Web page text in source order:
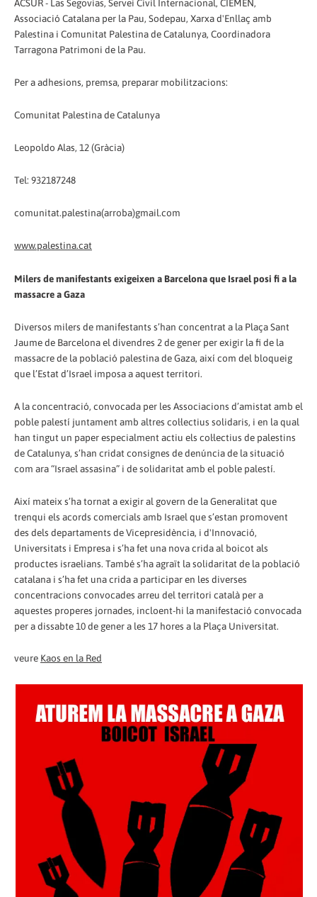
ACSUR - Las Segovias, Servei Civil Internacional, CIEMEN,
Associació Catalana per la Pau, Sodepau, Xarxa d'Enllaç amb
Palestina i Comunitat Palestina de Catalunya, Coordinadora
Tarragona Patrimoni de la Pau.
Per a adhesions, premsa, preparar mobilitzacions:
Comunitat Palestina de Catalunya
Leopoldo Alas, 12 (Gràcia)
Tel: 932187248
comunitat.palestina(arroba)gmail.com
www.palestina.cat
Milers de manifestants exigeixen a Barcelona que Israel posi fi a la
massacre a Gaza
Diversos milers de manifestants s’han concentrat a la Plaça Sant
Jaume de Barcelona el divendres 2 de gener per exigir la fi de la
massacre de la població palestina de Gaza, així com del bloqueig
que l’Estat d’Israel imposa a aquest territori.
A la concentració, convocada per les Associacions d’amistat amb el
poble palestí juntament amb altres col·lectius solidaris, i en la qual
han tingut un paper especialment actiu els col·lectius de palestins
de Catalunya, s’han cridat consignes de denúncia de la situació
com ara “Israel assasina” i de solidaritat amb el poble palestí.
Així mateix s’ha tornat a exigir al govern de la Generalitat que
trenqui els acords comercials amb Israel que s’estan promovent
des dels departaments de Vicepresidència, i d'Innovació,
Universitats i Empresa i s’ha fet una nova crida al boicot als
productes israelians. També s’ha agraït la solidaritat de la població
catalana i s’ha fet una crida a participar en les diverses
concentracions convocades arreu del territori català per a
aquestes properes jornades, incloent-hi la manifestació convocada
per a dissabte 10 de gener a les 17 hores a la Plaça Universitat.
veure Kaos en la Red